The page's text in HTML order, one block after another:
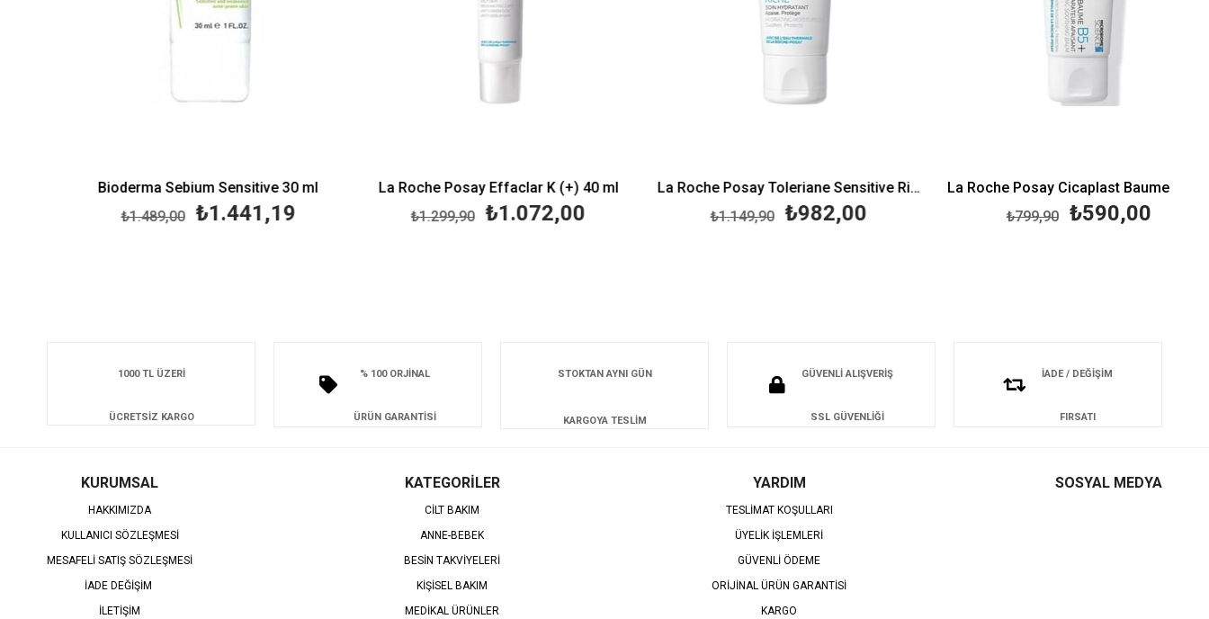
Bioderma Sebium Sensitive 30 ml
₺1.441,19
₺1.489,00
La Roche Posay Effaclar K (+) 40 ml
₺1.072,00
₺1.299,90
La Roche Posay Toleriane Sensitive Riche 40 ml
₺982,00
₺1.149,90
La Roche Posay Cicaplast Baume B5 40 ml
₺590,00
₺799,90
1000 TL ÜZERİ
ÜCRETSİZ KARGO
% 100 ORJİNAL
ÜRÜN GARANTİSİ
STOKTAN AYNI GÜN
KARGOYA TESLİM
GÜVENLİ ALIŞVERİŞ
SSL GÜVENLİĞİ
İADE / DEĞİŞİM
FIRSATI
KURUMSAL
HAKKIMIZDA
KULLANICI SÖZLEŞMESİ
MESAFELİ SATIŞ SÖZLEŞMESİ
İADE DEĞİŞİM
İLETİŞİM
KATEGORİLER
CİLT BAKIM
ANNE-BEBEK
BESİN TAKVİYELERİ
KİŞİSEL BAKIM
MEDİKAL ÜRÜNLER
YARDIM
TESLİMAT KOŞULLARI
ÜYELİK İŞLEMLERİ
GÜVENLİ ÖDEME
ORİJİNAL ÜRÜN GARANTİSİ
KARGO
SOSYAL MEDYA